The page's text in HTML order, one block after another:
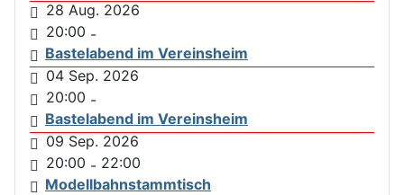
28 Aug. 2026
20:00 -
Bastelabend im Vereinsheim
04 Sep. 2026
20:00 -
Bastelabend im Vereinsheim
09 Sep. 2026
20:00 - 22:00
Modellbahnstammtisch